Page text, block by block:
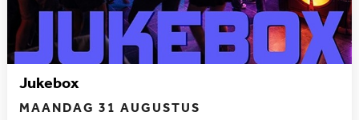
Jukebox
MAANDAG 31 AUGUSTUS